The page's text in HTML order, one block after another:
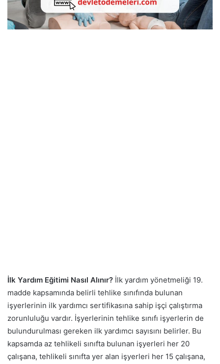
İlk Yardım Eğitimi Nasıl Alınır? İlk yardım yönetmeliği 19.
madde kapsamında belirli tehlike sınıfında bulunan
işyerlerinin ilk yardımcı sertifikasına sahip işçi çalıştırma
zorunluluğu vardır. İşyerlerinin tehlike sınıfı işyerlerin de
bulundurulması gereken ilk yardımcı sayısını belirler. Bu
kapsamda az tehlikeli sınıfta bulunan işyerleri her 20
çalışana, tehlikeli sınıfta yer alan işyerleri her 15 çalışana,